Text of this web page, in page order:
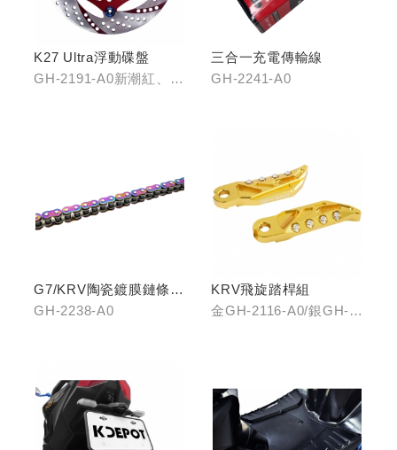
K27 Ultra浮動碟盤
GH-2191-A0新潮紅、
三合一充電傳輸線
GH-2241-A0
G7/KRV陶瓷鍍膜鏈條-
炫彩
GH-2238-A0
KRV飛旋踏桿組
金GH-2116-A0/銀GH-